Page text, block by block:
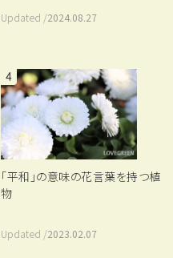
Updated /2024.08.27
4
「平和」の意味の花言葉を持つ植
物
Updated /2023.02.07